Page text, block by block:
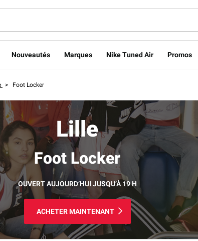
Nouveautés Marques Nike Tuned Air Promos
> Foot Locker
Lille
Foot Locker
OUVERT AUJOURD’HUI JUSQU’À 19 H
ACHETER MAINTENANT